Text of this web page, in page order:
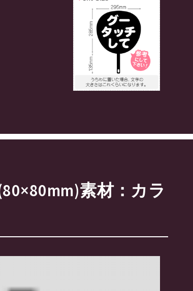
素材：カラ